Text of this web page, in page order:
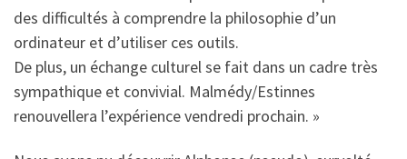
des difficultés à comprendre la philosophie d’un
ordinateur et d’utiliser ces outils.
De plus, un échange culturel se fait dans un cadre très
sympathique et convivial. Malmédy/Estinnes
renouvellera l’expérience vendredi prochain. »